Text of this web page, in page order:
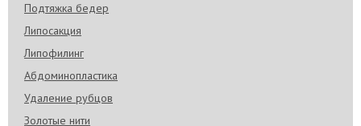
Подтяжка бедер
Липосакция
Липофилинг
Абдоминопластика
Удаление рубцов
Золотые нити